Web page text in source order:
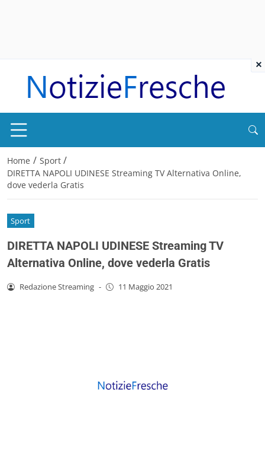
Home / Sport /
DIRETTA NAPOLI UDINESE Streaming TV Alternativa Online,
dove vederla Gratis
Sport
DIRETTA NAPOLI UDINESE Streaming TV
Alternativa Online, dove vederla Gratis
Redazione Streaming - 11 Maggio 2021
×